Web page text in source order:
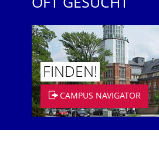
OFT GESUCHT
FINDEN!
CAMPUS NAVIGATOR